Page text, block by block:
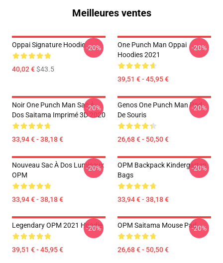
Meilleures ventes
Oppai Signature Hoodie
40,02 €$43.5
-20%
One Punch Man Oppai
Hoodies 2021
39,51 € - 45,95 €
-20%
Noir One Punch Man Sac À
Dos Saitama Imprimé 3D 2020
33,94 € - 38,18 €
-20%
Genos One Punch Man Pad
De Souris
26,68 € - 50,50 €
-20%
Nouveau Sac À Dos Lumineux
OPM
33,94 € - 38,18 €
-20%
OPM Backpack Kindergarten
Bags
33,94 € - 38,18 €
-20%
Legendary OPM 2021 Hoodie
39,51 € - 45,95 €
-20% OPM Saitama Mouse Pad
26,68 € - 50,50 €
-20%